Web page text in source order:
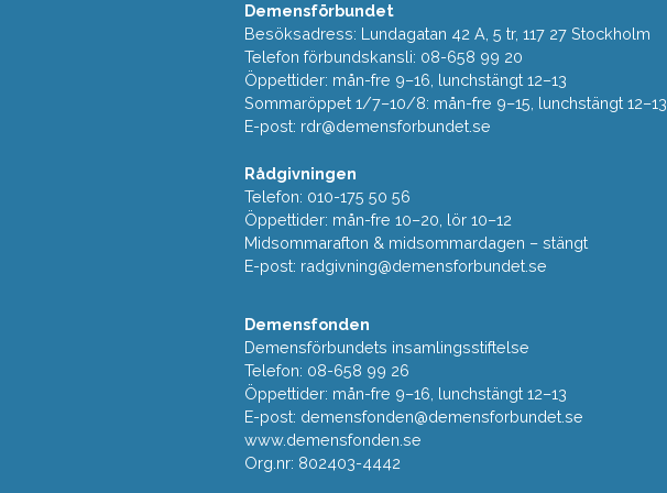
Demensförbundet
Besöksadress: Lundagatan 42 A, 5 tr, 117 27 Stockholm
Telefon förbundskansli: 08-658 99 20
Öppettider: mån-fre 9–16, lunchstängt 12–13
Sommaröppet 1/7–10/8: mån-fre 9–15, lunchstängt 12–13
E-post: rdr@demensforbundet.se
Rådgivningen
Telefon: 010-175 50 56
Öppettider: mån-fre 10–20, lör 10–12
Midsommarafton & midsommardagen – stängt
E-post: radgivning@demensforbundet.se
Demensfonden
Demensförbundets insamlingsstiftelse
Telefon: 08-658 99 26
Öppettider: mån-fre 9–16, lunchstängt 12–13
E-post: demensfonden@demensforbundet.se
www.demensfonden.se
Org.nr: 802403-4442